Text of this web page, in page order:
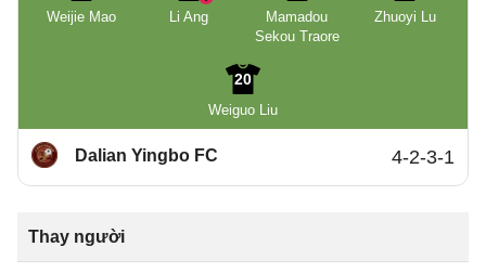
Weijie Mao Li Ang
Mamadou
Sekou Traore
Zhuoyi Lu
20
Weiguo Liu
Dalian Yingbo FC 4-2-3-1
Thay người